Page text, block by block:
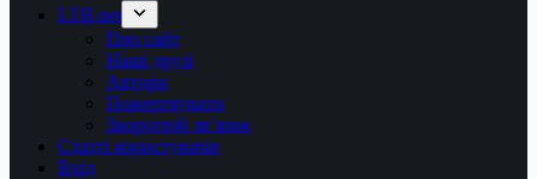
LTB.net
Про сайт
Наші друзі
Автори
Пожертвувати
Зворотній зв’язок
Статті користувачів
Вхід